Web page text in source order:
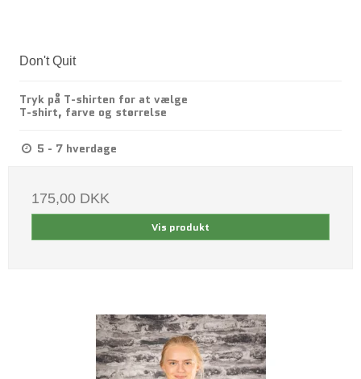
Don't Quit
Tryk på T-shirten for at vælge
T-shirt, farve og størrelse
5 - 7 hverdage
175,00 DKK
Vis produkt